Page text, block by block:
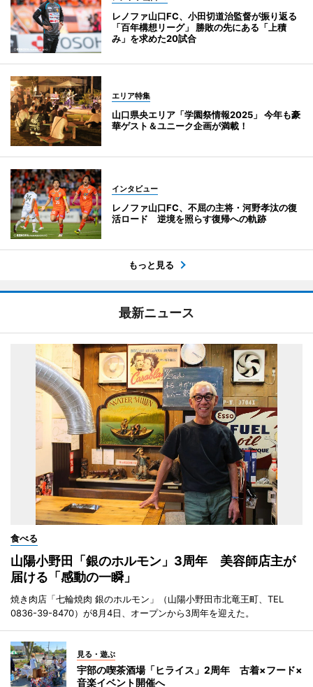
レノファ山口FC、小田切道治監督が振り返る
「百年構想リーグ」 勝敗の先にある「上積
み」を求めた20試合
エリア特集
山口県央エリア「学園祭情報2025」 今年も豪
華ゲスト＆ユニーク企画が満載！
インタビュー
レノファ山口FC、不屈の主将・河野孝汰の復
活ロード 逆境を照らす復帰への軌跡
もっと見る
最新ニュース
食べる
山陽小野田「銀のホルモン」3周年 美容師店主が
届ける「感動の一瞬」
焼き肉店「七輪焼肉 銀のホルモン」（山陽小野田市北竜王町、TEL
0836-39-8470）が8月4日、オープンから3周年を迎えた。
見る・遊ぶ
宇部の喫茶酒場「ヒライス」2周年 古着×フード×
音楽イベント開催へ